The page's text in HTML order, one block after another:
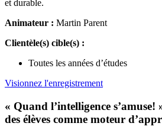
et durable.
Animateur : Martin Parent
Clientèle(s) cible(s) :
Toutes les années d’études
Visionnez l'enregistrement
« Quand l’intelligence
des élèves comme moteur